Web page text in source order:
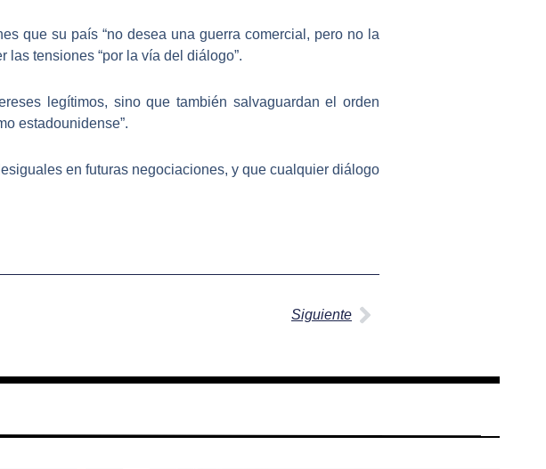
que su país “no desea una guerra comercial, pero no la
las tensiones “por la vía del diálogo”.
legítimos, sino que también salvaguardan el orden
estadounidense”.
en futuras negociaciones, y que cualquier diálogo
Siguiente